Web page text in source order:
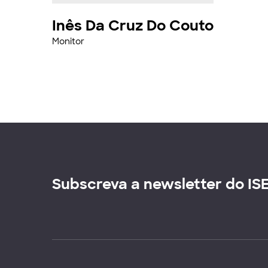
Inês Da Cruz Do Couto
Monitor
Subscreva a newsletter do